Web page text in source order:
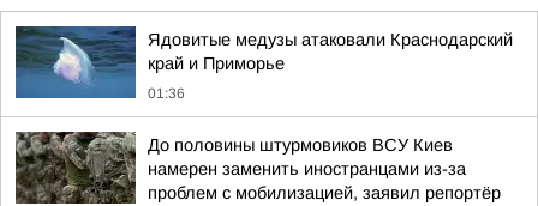
Ядовитые медузы атаковали Краснодарский
край и Приморье
01:36
До половины штурмовиков ВСУ Киев
намерен заменить иностранцами из-за
проблем с мобилизацией, заявил репортёр